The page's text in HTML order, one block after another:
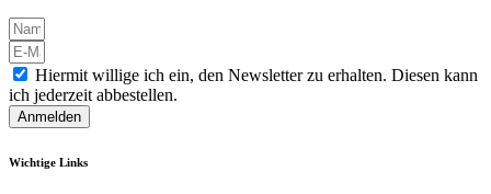
Hiermit willige ich ein, den Newsletter zu erhalten. Diesen kann
ich jederzeit abbestellen.
Anmelden
Wichtige Links